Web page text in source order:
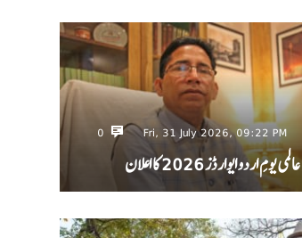
Fri, 31 July 2026, 09:22 PM
0
عالمی یومِ اردو ایوارڈز 2026 کا اعلان